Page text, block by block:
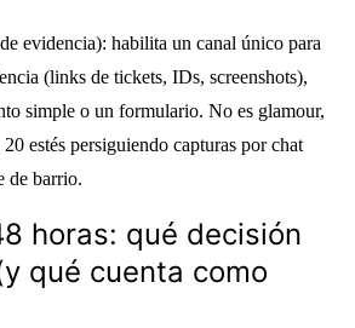
evidencia): habilita un canal único para
(links de tickets, IDs, screenshots),
simple o un formulario. No es glamour,
estés persiguiendo capturas por chat
de barrio.
horas: qué decisión
qué cuenta como